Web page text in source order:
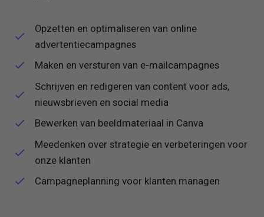
Opzetten en optimaliseren van online
advertentiecampagnes
Maken en versturen van e-mailcampagnes
Schrijven en redigeren van content voor ads,
nieuwsbrieven en social media
Bewerken van beeldmateriaal in Canva
Meedenken over strategie en verbeteringen voor
onze klanten
Campagneplanning voor klanten managen